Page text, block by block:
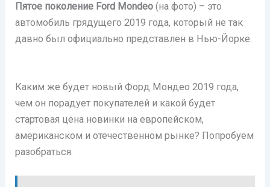
Пятое поколение Ford Mondeo (на фото) – это
автомобиль грядущего 2019 года, который не так
давно был официально представлен в Нью-Йорке.
Каким же будет новый Форд Мондео 2019 года,
чем он порадует покупателей и какой будет
стартовая цена новинки на европейском,
американском и отечественном рынке? Попробуем
разобраться.